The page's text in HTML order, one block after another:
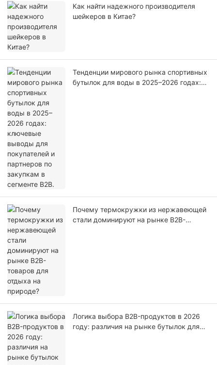
Как найти надежного производителя
шейкеров в Китае?
Тенденции мирового рынка спортивных
бутылок для воды в 2025–2026 годах:
Почему термокружки из нержавеющей
стали доминируют на рынке B2B-
Логика выбора B2B-продуктов в 2026
году: различия на рынке бутылок для